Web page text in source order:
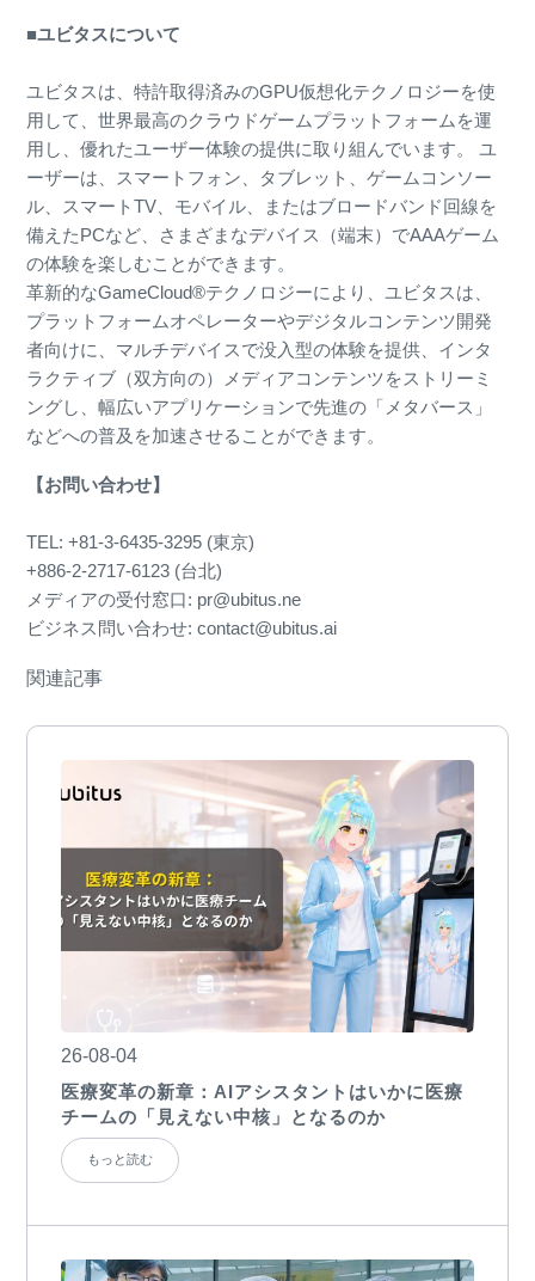
■ユビタスについて
ユビタスは、特許取得済みのGPU仮想化テクノロジーを使
用して、世界最高のクラウドゲームプラットフォームを運
用し、優れたユーザー体験の提供に取り組んでいます。 ユ
ーザーは、スマートフォン、タブレット、ゲームコンソー
ル、スマートTV、モバイル、またはブロードバンド回線を
備えたPCなど、さまざまなデバイス（端末）でAAAゲーム
の体験を楽しむことができます。
革新的なGameCloud®テクノロジーにより、ユビタスは、
プラットフォームオペレーターやデジタルコンテンツ開発
者向けに、マルチデバイスで没入型の体験を提供、インタ
ラクティブ（双方向の）メディアコンテンツをストリーミ
ングし、幅広いアプリケーションで先進の「メタバース」
などへの普及を加速させることができます。
【お問い合わせ】
TEL: +81-3-6435-3295 (東京)
+886-2-2717-6123 (台北)
メディアの受付窓口: pr@ubitus.ne
ビジネス問い合わせ: contact@ubitus.ai
関連記事
26-08-04
医療変革の新章：AIアシスタントはいかに医療
チームの「見えない中核」となるのか
もっと読む